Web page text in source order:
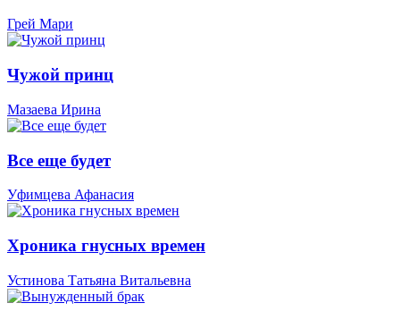
Грей Мари
Чужой принц
Мазаева Ирина
Все еще будет
Уфимцева Афанасия
Хроника гнусных времен
Устинова Татьяна Витальевна